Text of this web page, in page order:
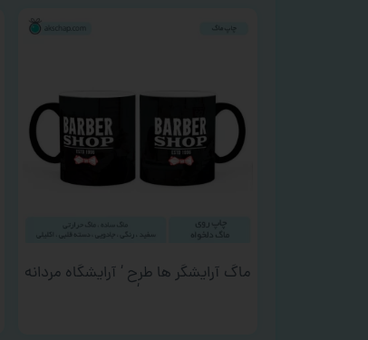
ماگ آرایشگر ها طرح ‘ آرایشگاه مردانه
‘